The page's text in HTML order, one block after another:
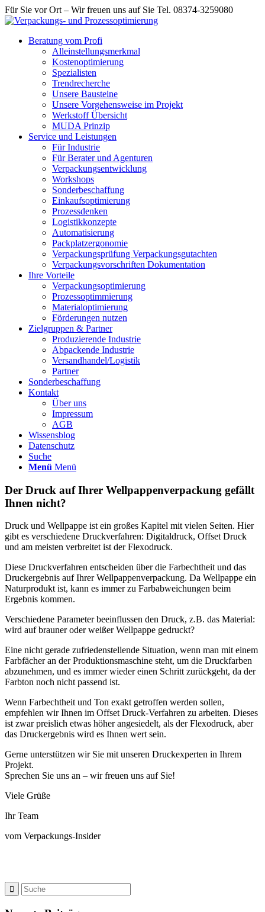
Für Sie vor Ort – Wir freuen uns auf Sie Tel. 08374-3259080
Beratung vom Profi
Alleinstellungsmerkmal
Kostenoptimierung
Spezialisten
Trendrecherche
Unsere Bausteine
Unsere Vorgehensweise im Projekt
Werkstoff Übersicht
MUDA Prinzip
Service und Leistungen
Für Industrie
Für Berater und Agenturen
Verpackungsentwicklung
Workshops
Sonderbeschaffung
Einkaufsoptimierung
Prozessdenken
Logistikkonzepte
Automatisierung
Packplatzergonomie
Verpackungsprüfung Verpackungsgutachten
Verpackungsvorschriften Dokumentation
Ihre Vorteile
Verpackungsoptimierung
Prozessoptimmierung
Materialoptimierung
Förderungen nutzen
Zielgruppen & Partner
Produzierende Industrie
Abpackende Industrie
Versandhandel/Logistik
Partner
Sonderbeschaffung
Kontakt
Über uns
Impressum
AGB
Wissensblog
Datenschutz
Suche
Menü Menü
Der Druck auf Ihrer Wellpappenverpackung gefällt
Ihnen nicht?
Druck und Wellpappe ist ein großes Kapitel mit vielen Seiten. Hier
gibt es verschiedene Druckverfahren: Digitaldruck, Offset Druck
und am meisten verbreitet ist der Flexodruck.
Diese Druckverfahren entscheiden über die Farbechtheit und das
Druckergebnis auf Ihrer Wellpappenverpackung. Da Wellpappe ein
Naturprodukt ist, kann es immer zu Farbabweichungen beim
Ergebnis kommen.
Verschiedene Parameter beeinflussen den Druck, z.B. das Material:
wird auf brauner oder weißer Wellpappe gedruckt?
Eine nicht gerade zufriedenstellende Situation, wenn man mit einem
Farbfächer an der Produktionsmaschine steht, um die Druckfarben
abzunehmen, und es immer wieder einen Schritt zurückgeht, da der
Farbton noch nicht passend ist.
Wenn Farbechtheit und Ton exakt getroffen werden sollen,
empfehlen wir Ihnen im Offset Druck-Verfahren zu arbeiten. Dieses
ist zwar preislich etwas höher angesiedelt, als der Flexodruck, aber
das Druckergebnis wird es Ihnen wert sein.
Gerne unterstützen wir Sie mit unseren Druckexperten in Ihrem
Projekt.
Sprechen Sie uns an – wir freuen uns auf Sie!
Viele Grüße
Ihr Team
vom Verpackungs-Insider